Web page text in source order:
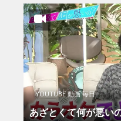
YOUTUBE 動画 毎日
あざとくて何が悪